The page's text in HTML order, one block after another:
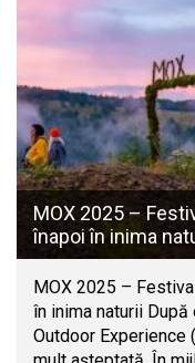
MOX 2025 –
înapoi în inima
MOX 2025 –
în inima naturii
Outdoor Experience